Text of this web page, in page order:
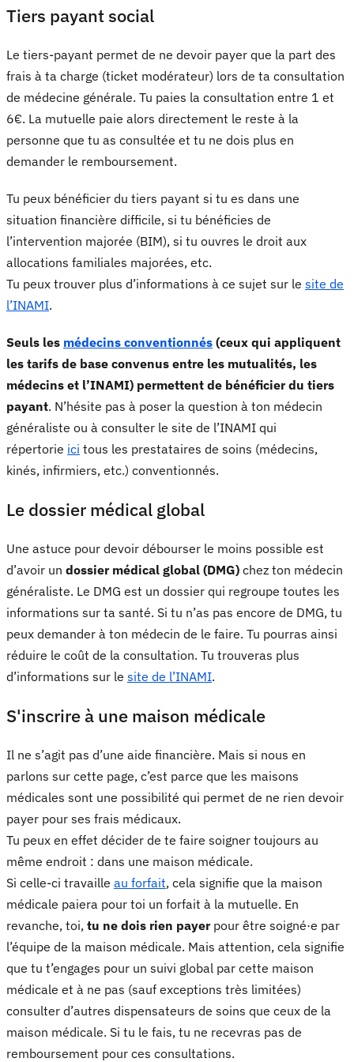
Tiers payant social
Le tiers-payant permet de ne devoir payer que la part des
frais à ta charge (ticket modérateur) lors de ta consultation
de médecine générale. Tu paies la consultation entre 1 et
6€. La mutuelle paie alors directement le reste à la
personne que tu as consultée et tu ne dois plus en
demander le remboursement.
Tu peux bénéficier du tiers payant si tu es dans une
situation financière difficile, si tu bénéficies de
l’intervention majorée (BIM), si tu ouvres le droit aux
allocations familiales majorées, etc.
Tu peux trouver plus d’informations à ce sujet sur le site de
l’INAMI.
Seuls les médecins conventionnés (ceux qui appliquent
les tarifs de base convenus entre les mutualités, les
médecins et l’INAMI) permettent de bénéficier du tiers
payant. N’hésite pas à poser la question à ton médecin
généraliste ou à consulter le site de l’INAMI qui
répertorie ici tous les prestataires de soins (médecins,
kinés, infirmiers, etc.) conventionnés.
Le dossier médical global
Une astuce pour devoir débourser le moins possible est
d’avoir un dossier médical global (DMG) chez ton médecin
généraliste. Le DMG est un dossier qui regroupe toutes les
informations sur ta santé. Si tu n’as pas encore de DMG, tu
peux demander à ton médecin de le faire. Tu pourras ainsi
réduire le coût de la consultation. Tu trouveras plus
d’informations sur le site de l’INAMI.
S'inscrire à une maison médicale
Il ne s’agit pas d’une aide financière. Mais si nous en
parlons sur cette page, c’est parce que les maisons
médicales sont une possibilité qui permet de ne rien devoir
payer pour ses frais médicaux.
Tu peux en effet décider de te faire soigner toujours au
même endroit : dans une maison médicale.
Si celle-ci travaille au forfait, cela signifie que la maison
médicale paiera pour toi un forfait à la mutuelle. En
revanche, toi, tu ne dois rien payerpour être soigné·e par
l’équipe de la maison médicale. Mais attention, cela signifie
que tu t’engages pour un suivi global par cette maison
médicale et à ne pas (sauf exceptions très limitées)
consulter d’autres dispensateurs de soins que ceux de la
maison médicale. Si tu le fais, tu ne recevras pas de
remboursement pour ces consultations.